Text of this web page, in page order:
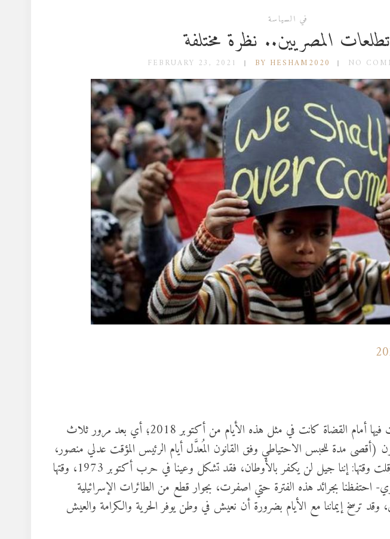
في السياسة
تطلعات المصريين.. نظرة مختلفة
FEBRUARY 23, 2021 BY HESHAM2020 NO
الأولى: من المرات القليلة التي تحدثت فيها أمام القضاة كانت في مثل هذه الأيام من أكتوبر 2018؛ أي بعد مرور ثلاث
مدة للحبس الاحتياطي وفق القانون المُعدَّل أيام الرئيس المؤقت عدلي منصور،
سنتان، بعد أن كانت ستة أشهر)، وقلت وقتها: إننا جيل لن يكفر بالأوطان، فقد تشكل وعينا في حرب أكتوبر 1973، وقتها
بجرائد هذه الفترة حتي اصفرت، بجوار قطع من الطائرات الإسرائيلية
وقد ترسخ إيماننا مع الأيام بضرورة أن نعيش في وطن يوفر الحرية والكرامة والعيش